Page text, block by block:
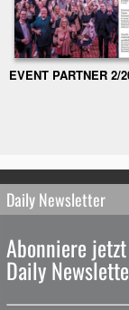
EVENT PARTNER 2/
Daily Newsletter
Abonniere
Daily